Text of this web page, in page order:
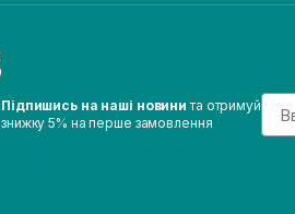
Підпишись на наші новини та отримуй
знижку 5% на перше замовлення
Email